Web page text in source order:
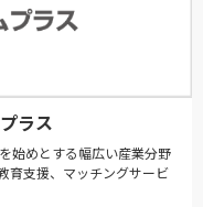
ラス
始めとする幅広い産業分野
育支援、マッチングサービ